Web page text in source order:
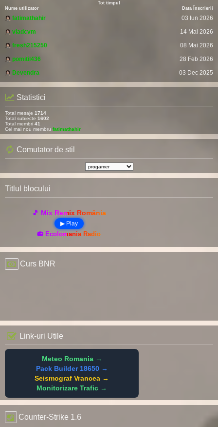
Tot timpul
Nume utilizator
Data Înscrierii
fatimathahir
03 Iun 2026
vladcvm
14 Mai 2026
fresh215250
08 Mai 2026
pomitil436
28 Feb 2026
Devendra
03 Dec 2025
Statistici
Total mesaje 1714
Total subiecte 1602
Total membri 41
Cel mai nou membru fatimathahir
Comutator de stil
Titlul blocului
🎵 Mix Remix România
▶ Play
📻 Ecolomania Radio
Curs BNR
Link-uri Utile
Meteo Romania →
Pack Builder 18650 →
Seismograf Vrancea →
Monitorizare Trafic →
Counter-Strike 1.6